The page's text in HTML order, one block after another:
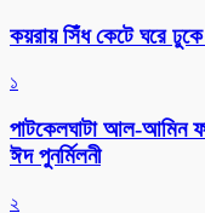
কয়রায় সিঁধ কেটে ঘরে
১
পাটকেলঘাটা আল-আমিন
ঈদ পুনর্মিলনী
২